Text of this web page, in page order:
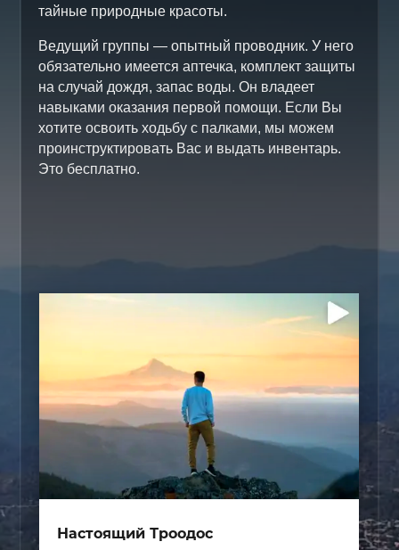
тайные природные красоты.
Ведущий группы — опытный проводник. У него
обязательно имеется аптечка, комплект защиты
на случай дождя, запас воды. Он владеет
навыками оказания первой помощи. Если Вы
хотите освоить ходьбу с палками, мы можем
проинструктировать Вас и выдать инвентарь.
Это бесплатно.
Настоящий Троодос